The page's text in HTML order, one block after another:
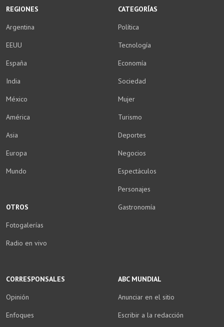
REGIONES
Argentina
EEUU
España
India
México
América
Asia
Europa
Mundo
CATEGORÍAS
Política
Tecnología
Economía
Sociedad
Mujer
Turismo
Deportes
Negocios
Espectáculos
Personajes
Gastronomía
CORRESPONSALES
Opinión
Enfoques
OTROS
Fotogalerías
Radio en vivo
ABC MUNDIAL
Anunciar en el sitio
Escribir a la redacción